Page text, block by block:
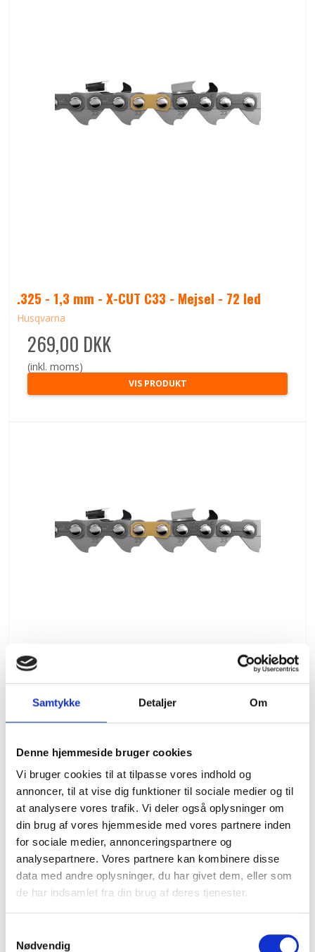
Samtykke Detaljer Om
Denne hjemmeside bruger cookies
Vi bruger cookies til at tilpasse vores indhold og
annoncer, til at vise dig funktioner til sociale medier og til
at analysere vores trafik. Vi deler også oplysninger om
din brug af vores hjemmeside med vores partnere inden
for sociale medier, annonceringspartnere og
analysepartnere. Vores partnere kan kombinere disse
data med andre oplysninger, du har givet dem, eller som
de har indsamlet fra din brug af deres tjenester.
Nødvendig
.325 - 1,3 mm - X-CUT C33 - Mejsel - 72 led
Husqvarna
269,00 DKK
(inkl. moms)
VIS PRODUKT
.325 - 1,3 mm - X-CUT C33 - Mejsel - 80 led
Husqvarna
289,00 DKK
(inkl. moms)
VIS PRODUKT